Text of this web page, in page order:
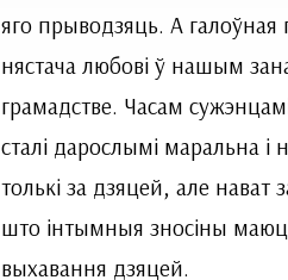
яго прыводзяць. А
нястача любові ў нашым
грамадстве. Часам
сталі дарослымі маральна
толькі за дзяцей, але нават
што інтымныя зносіны
выхавання дзяцей.